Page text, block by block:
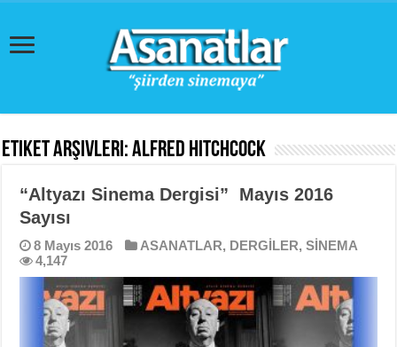
Etiket Arşivleri:Alfred Hitchcock
“Altyazı Sinema Dergisi” Mayıs 2016
Sayısı
8 Mayıs 2016 ASANATLAR, DERGİLER,SİNEMA
4,147